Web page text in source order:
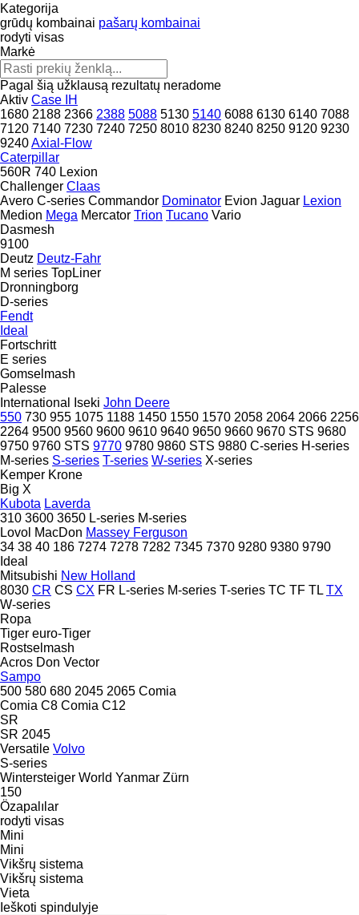
Kategorija
grūdų kombainai pašarų kombainai
rodyti visas
Markė
Pagal šią užklausą rezultatų neradome
Aktiv Case IH
1680 2188 2366 2388 5088 5130 5140 6088 6130 6140 7088
7120 7140 7230 7240 7250 8010 8230 8240 8250 9120 9230
9240Axial-Flow
Caterpillar
560R 740 Lexion
Challenger Claas
Avero C-series Commandor Dominator Evion Jaguar Lexion
Medion Mega Mercator Trion Tucano Vario
Dasmesh
9100
Deutz Deutz-Fahr
M series TopLiner
Dronningborg
D-series
Fendt
Ideal
Fortschritt
E series
Gomselmash
Palesse
International
Iseki John Deere
550 730 955 1075 1188 1450 1550 1570 2058 2064 2066 2256
2264 9500 9560 9600 9610 9640 9650 9660 9670 STS 9680
9750 9760 STS 9770 9780 9860 STS 9880 C-series H-series
M-series S-series T-series W-series X-series
Kemper Krone
Big X
Kubota Laverda
310 3600 3650 L-series M-series
Lovol MacDon Massey Ferguson
34 38 40 186 7274 7278 7282 7345 7370 9280 9380 9790
Ideal
Mitsubishi New Holland
8030 CR CS CX FR L-series M-series T-series TC TF TL TX
W-series
Ropa
Tiger euro-Tiger
Rostselmash
Acros Don Vector
Sampo
500 580 680 2045 2065 Comia
Comia C8 Comia C12
SR
SR 2045
Versatile Volvo
S-series
Wintersteiger World Yanmar Zürn
150
Özapalılar
rodyti visas
Mini
Mini
Vikšrų sistema
Vikšrų sistema
Vieta
Ieškoti spindulyje